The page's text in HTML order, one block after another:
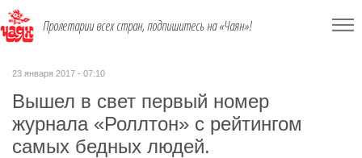
Пролетарии всех стран, подпишитесь на «Чаян»!
23 января 2017 - 07:10
Вышел в свет первый номер
журнала «Роллтон» с рейтингом
самых бедных людей.